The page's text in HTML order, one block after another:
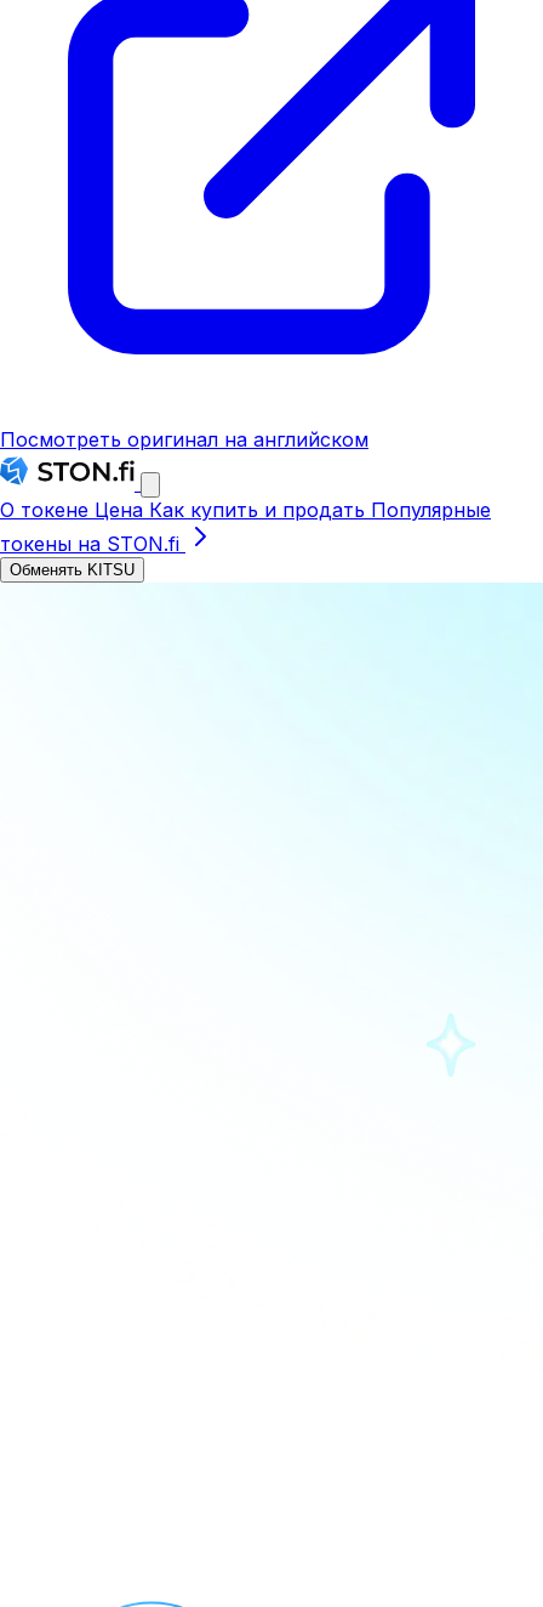
Посмотреть оригинал на английском
О токене Цена Как купить и продать Популярные
токены на STON.fi
Обменять KITSU